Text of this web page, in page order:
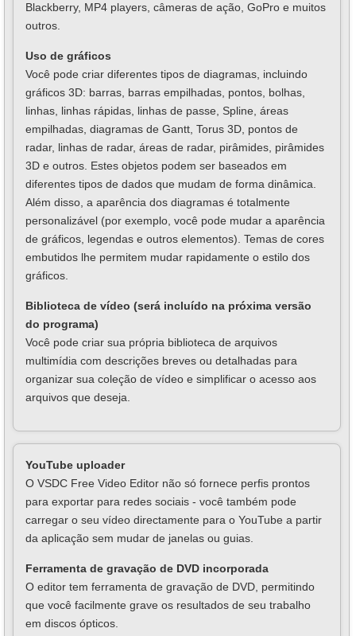
Blackberry, MP4 players, câmeras de ação, GoPro e muitos
outros.
Uso de gráficos
Você pode criar diferentes tipos de diagramas, incluindo
gráficos 3D: barras, barras empilhadas, pontos, bolhas,
linhas, linhas rápidas, linhas de passe, Spline, áreas
empilhadas, diagramas de Gantt, Torus 3D, pontos de
radar, linhas de radar, áreas de radar, pirâmides, pirâmides
3D e outros. Estes objetos podem ser baseados em
diferentes tipos de dados que mudam de forma dinâmica.
Além disso, a aparência dos diagramas é totalmente
personalizável (por exemplo, você pode mudar a aparência
de gráficos, legendas e outros elementos). Temas de cores
embutidos lhe permitem mudar rapidamente o estilo dos
gráficos.
Biblioteca de vídeo (será incluído na próxima versão
do programa)
Você pode criar sua própria biblioteca de arquivos
multimídia com descrições breves ou detalhadas para
organizar sua coleção de vídeo e simplificar o acesso aos
arquivos que deseja.
YouTube uploader
O VSDC Free Video Editor não só fornece perfis prontos
para exportar para redes sociais - você também pode
carregar o seu vídeo directamente para o YouTube a partir
da aplicação sem mudar de janelas ou guias.
Ferramenta de gravação de DVD incorporada
O editor tem ferramenta de gravação de DVD, permitindo
que você facilmente grave os resultados de seu trabalho
em discos ópticos.